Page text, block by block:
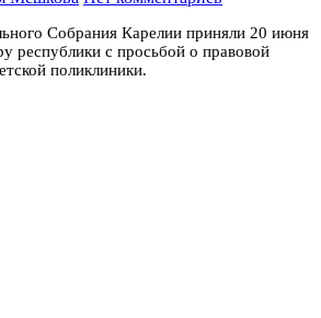
Собрания Карелии приняли 20 июня
республики с просьбой о правовой
поликлиники.